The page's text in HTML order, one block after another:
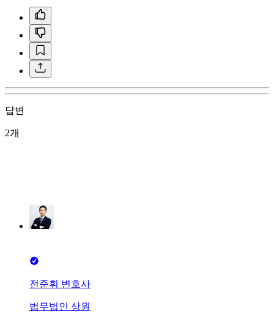
답변
2개
전준휘 변호사
법무법인 상원